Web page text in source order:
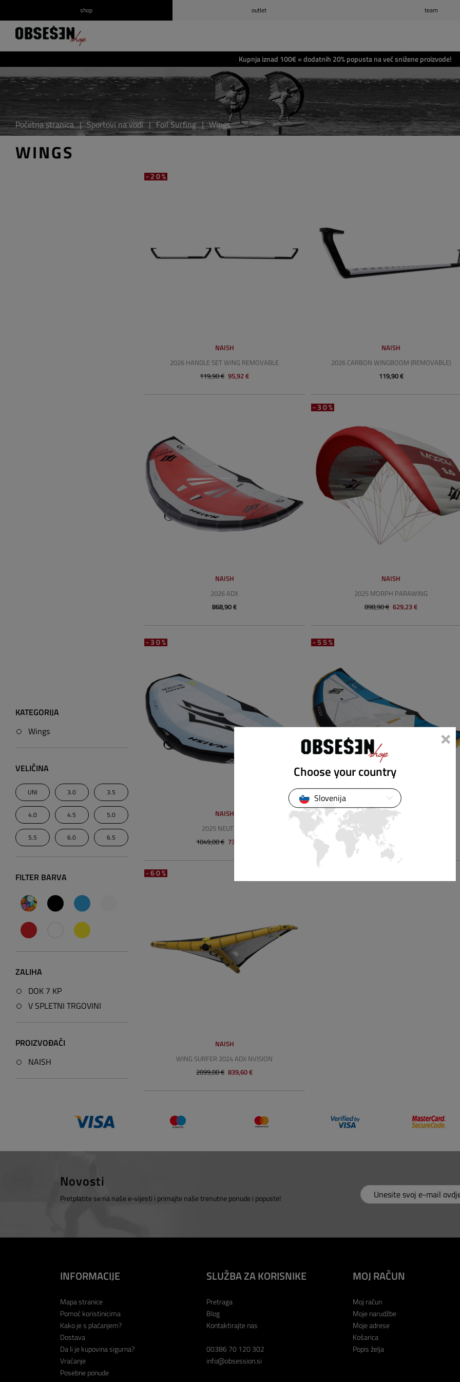
Kupnja iznad 100€ = dodatnih 20% popusta na već snižene proizvode!
shop outlet
team
Početna stranica | Sportovi na vodi | Foil Surfing | Wings
WINGS
-20%
NAISH
2026 HANDLE SET WING REMOVABLE
119,90 € 95,92 €
NAISH
2026 CARBON WINGBOOM (REMOVABLE)
119,90 €
NAISH
2026 ADX
868,90 €
-30%
NAISH
2025 MORPH PARAWING
898,90 € 629,23 €
-30%
NAISH
2025 NEUTRON
1049,00 € 734,31 €
-55%
NAISH
2025 ADX NVISION
2298,89 €
-60%
NAISH
WING SURFER 2024 ADX NVISION
2099,00 € 839,60 €
KATEGORIJA
Wings
VELIČINA
UNI 3.0 3.5
4.0 4.5 5.0
5.5 6.0 6.5
FILTER BARVA
ZALIHA
DOK 7 KP
V SPLETNI TRGOVINI
PROIZVOĐAČI
NAISH
Novosti
Pretplatite se na naše e-vijesti i primajte naše trenutne ponude i popuste!
INFORMACIJE
Mapa stranice
Pomoć koristinicima
Kako je s plaćanjem?
Dostava
Da li je kupovina sigurna?
Vraćanje
Posebne ponude
SLUŽBA ZA KORISNIKE
Pretraga
Blog
Kontaktirajte nas
00386 70 120 302
info@obsession.si
MOJ RAČUN
Moj račun
Moje narudžbe
Moje adrese
Košarica
Popis želja
×
Choose your country
Slovenija